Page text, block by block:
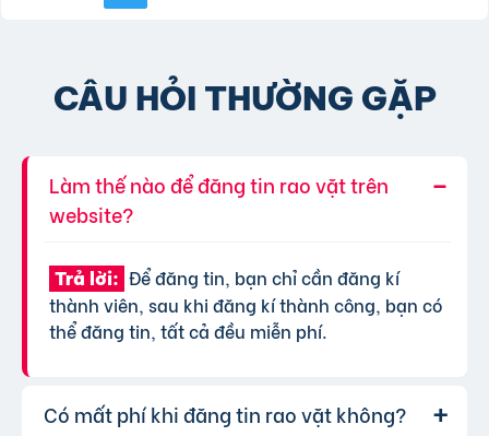
CÂU HỎI THƯỜNG GẶP
Làm thế nào để đăng tin rao vặt trên
website?
Trả lời: Để đăng tin, bạn chỉ cần đăng kí
thành viên, sau khi đăng kí thành công, bạn có
thể đăng tin, tất cả đều miễn phí.
Có mất phí khi đăng tin rao vặt không?